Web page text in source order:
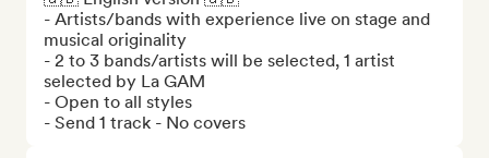
- Artists/bands with experience live on stage and
musical originality
- 2 to 3 bands/artists will be selected, 1 artist
selected by La GAM
- Open to all styles
- Send 1 track - No covers